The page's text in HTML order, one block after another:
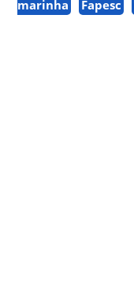
marinha
Fapesc